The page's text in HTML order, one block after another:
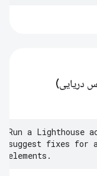
دریایی)
Run a Lighthouse
suggest fixes for
elements.